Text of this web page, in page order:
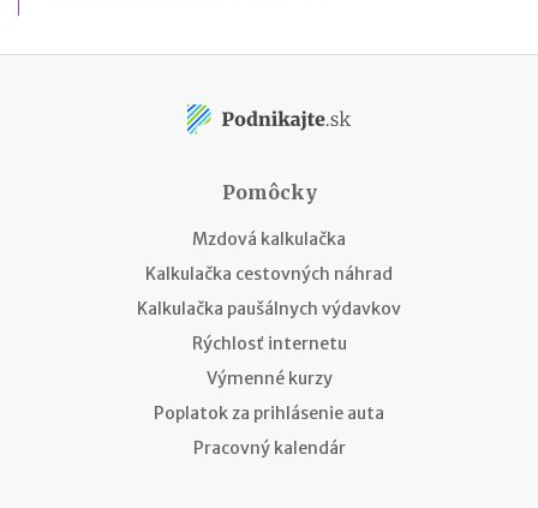
Pomôcky
Mzdová kalkulačka
Kalkulačka cestovných náhrad
Kalkulačka paušálnych výdavkov
Rýchlosť internetu
Výmenné kurzy
Poplatok za prihlásenie auta
Pracovný kalendár